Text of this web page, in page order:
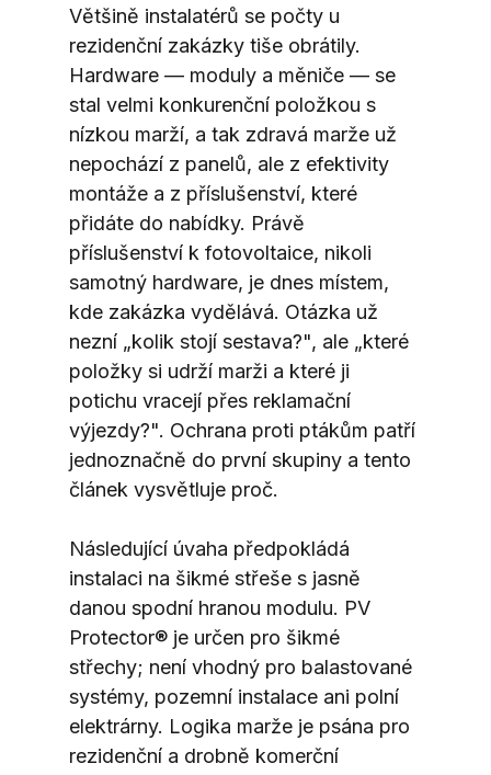
Většině instalatérů se počty u
rezidenční zakázky tiše obrátily.
Hardware — moduly a měniče — se
stal velmi konkurenční položkou s
nízkou marží, a tak zdravá marže už
nepochází z panelů, ale z efektivity
montáže a z příslušenství, které
přidáte do nabídky. Právě
příslušenství k fotovoltaice, nikoli
samotný hardware, je dnes místem,
kde zakázka vydělává. Otázka už
nezní „kolik stojí sestava?", ale „které
položky si udrží marži a které ji
potichu vracejí přes reklamační
výjezdy?". Ochrana proti ptákům patří
jednoznačně do první skupiny a tento
článek vysvětluje proč.
Následující úvaha předpokládá
instalaci na šikmé střeše s jasně
danou spodní hranou modulu. PV
Protector® je určen pro šikmé
střechy; není vhodný pro balastované
systémy, pozemní instalace ani polní
elektrárny. Logika marže je psána pro
rezidenční a drobně komerční